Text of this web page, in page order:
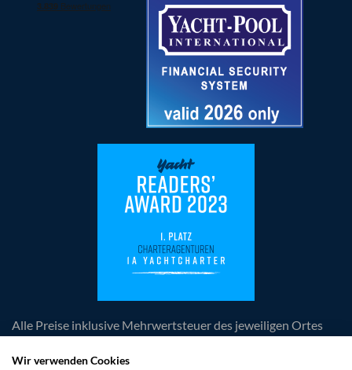
Alle Preise inklusive Mehrwertsteuer des jeweiligen Ortes
obligatorischer Kosten. Die Angebote und Rabatte sind
Wir verwenden Cookies